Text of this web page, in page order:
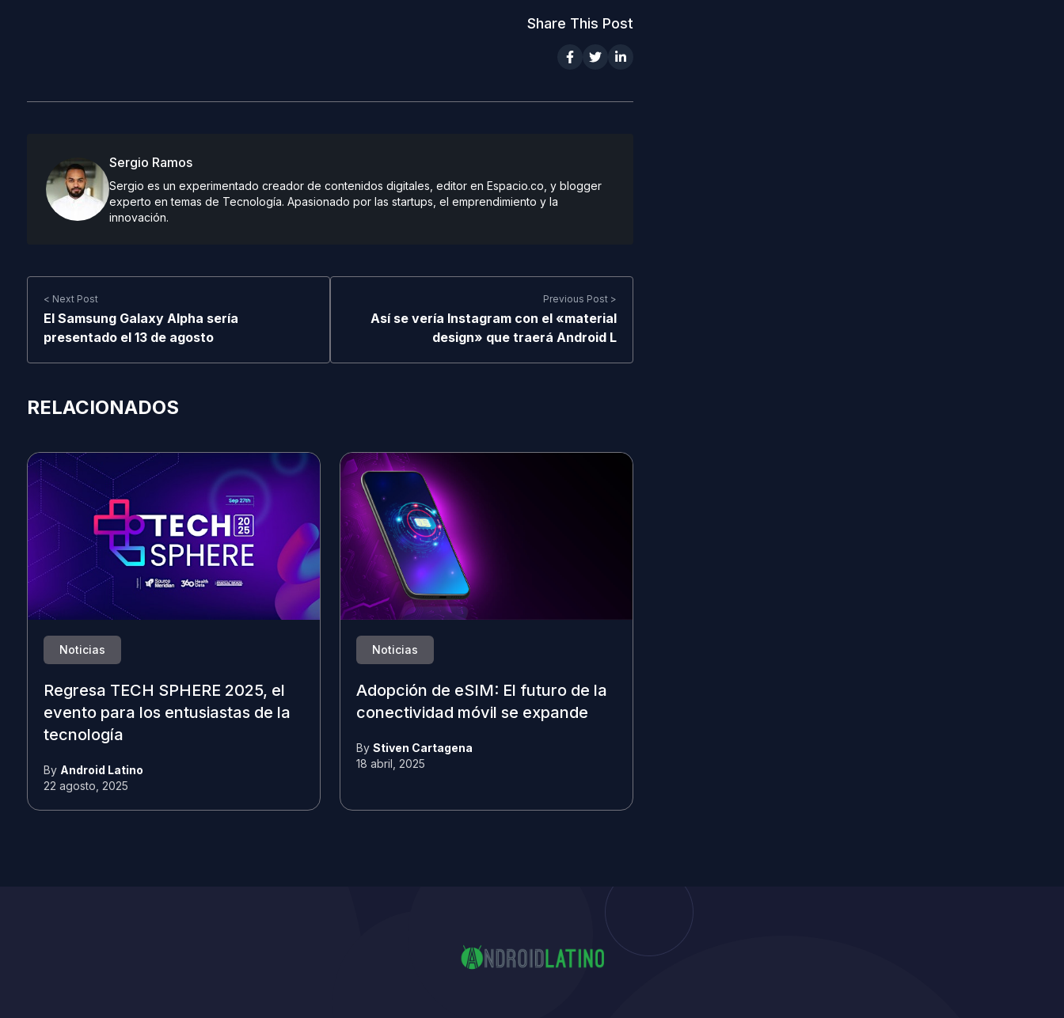
Share This Post
Sergio Ramos
Sergio es un experimentado creador de contenidos digitales, editor en Espacio.co, y blogger
experto en temas de Tecnología. Apasionado por las startups, el emprendimiento y la
innovación.
< Next Post
El Samsung Galaxy Alpha sería
presentado el 13 de agosto
Previous Post >
Así se vería Instagram con el «material
design» que traerá Android L
RELACIONADOS
Noticias
Regresa TECH SPHERE 2025, el
evento para los entusiastas de la
tecnología
By Android Latino
22 agosto, 2025
Noticias
Adopción de eSIM: El futuro de la
conectividad móvil se expande
By Stiven Cartagena
18 abril, 2025